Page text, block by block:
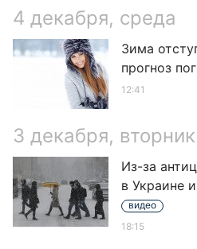
4 декабря, среда
Зима
прогноз
12:41
3 декабря, вторник
Из-за
в Украине
видео
18:15